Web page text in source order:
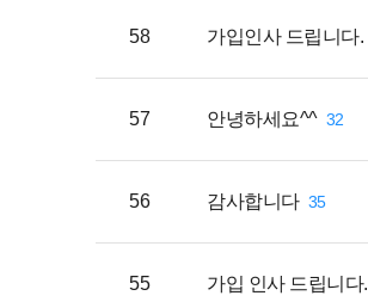
58 가입인사 드립니다.
57 안녕하세요^^ 32
56 감사합니다 35
55 가입 인사 드립니다.